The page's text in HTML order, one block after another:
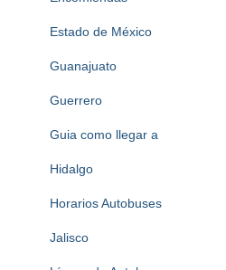
Estado de México
Guanajuato
Guerrero
Guia como llegar a
Hidalgo
Horarios Autobuses
Jalisco